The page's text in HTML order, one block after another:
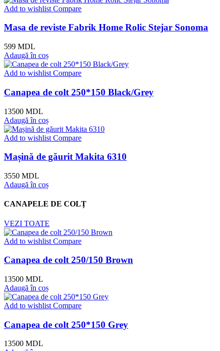
Add to wishlist Compare
Masa de reviste Fabrik Home Rolic Stejar Sonoma
599 MDL
Adaugă în coș
Add to wishlist Compare
Canapea de colt 250*150 Black/Grey
13500 MDL
Adaugă în coș
Add to wishlist Compare
Mașină de găurit Makita 6310
3550 MDL
Adaugă în coș
CANAPELE DE COLȚ
VEZI TOATE
Add to wishlist Compare
Canapea de colt 250/150 Brown
13500 MDL
Adaugă în coș
Add to wishlist Compare
Canapea de colt 250*150 Grey
13500 MDL